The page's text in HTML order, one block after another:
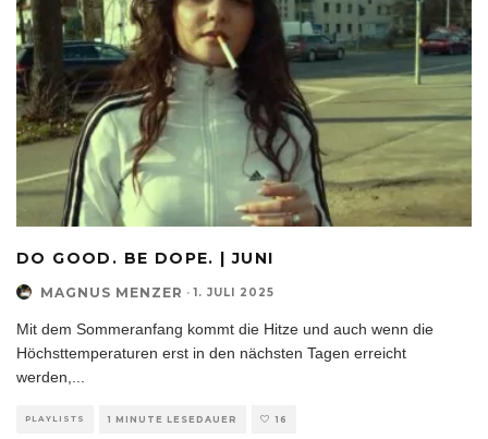
DO GOOD. BE DOPE. | JUNI
MAGNUS MENZER · 1. JULI 2025
Mit dem Sommeranfang kommt die Hitze und auch wenn die
Höchsttemperaturen erst in den nächsten Tagen erreicht
werden,
PLAYLISTS 1 MINUTE LESEDAUER 16